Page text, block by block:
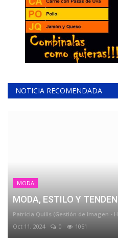
NOTICIA RECOMENDADA
MODA
MODA, ESTILO Y
Patricia Quilis (Gestión de Imagen -
Oct 11, 2024
0 1051